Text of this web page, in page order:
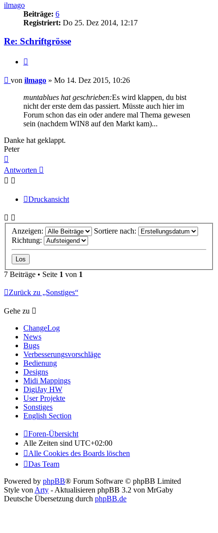
ilmago
Beiträge: 6
Registriert: Do 25. Dez 2014, 12:17
Re: Schriftgrösse
Beitrag
von ilmago » Mo 14. Dez 2015, 10:26
muntablues hat geschrieben:Es wird klappen, du bist
nicht der erste dem das passiert. Müsste auch hier im
Forum schon das ein oder andere mal Thema gewesen
sein (nachdem WIN8 auf den Markt kam)...
Danke hat geklappt.
Peter
oben
Antworten
Druckansicht
Anzeigen:
Sortiere nach:
Richtung:
7 Beiträge • Seite 1 von 1
Zurück zu „Sonstiges“
Gehe zu
ChangeLog
News
Bugs
Verbesserungsvorschläge
Bedienung
Designs
Midi Mappings
DigiJay HW
User Projekte
Sonstiges
English Section
Foren-Übersicht
Alle Zeiten sind UTC+02:00
Alle Cookies des Boards löschen
Das Team
Powered by phpBB® Forum Software © phpBB Limited
Style von Arty - Aktualisieren phpBB 3.2 von MrGaby
Deutsche Übersetzung durch phpBB.de